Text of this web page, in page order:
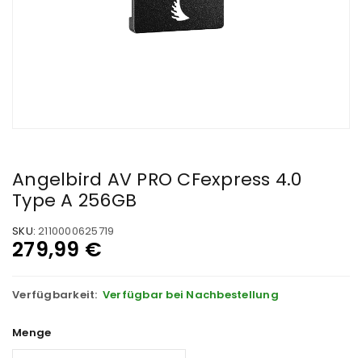
Angelbird AV PRO CFexpress 4.0
Type A 256GB
SKU: 2110000625719
279,99 €
Verfügbarkeit: Verfügbar bei Nachbestellung
Menge